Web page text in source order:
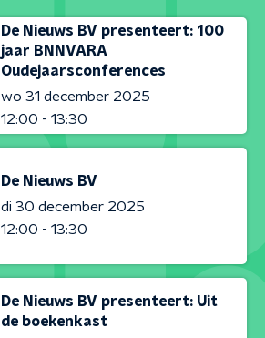
De Nieuws BV presenteert: 100
jaar BNNVARA
Oudejaarsconferences
wo 31 december 2025
12:00 - 13:30
De Nieuws BV
di 30 december 2025
12:00 - 13:30
De Nieuws BV presenteert: Uit
de boekenkast